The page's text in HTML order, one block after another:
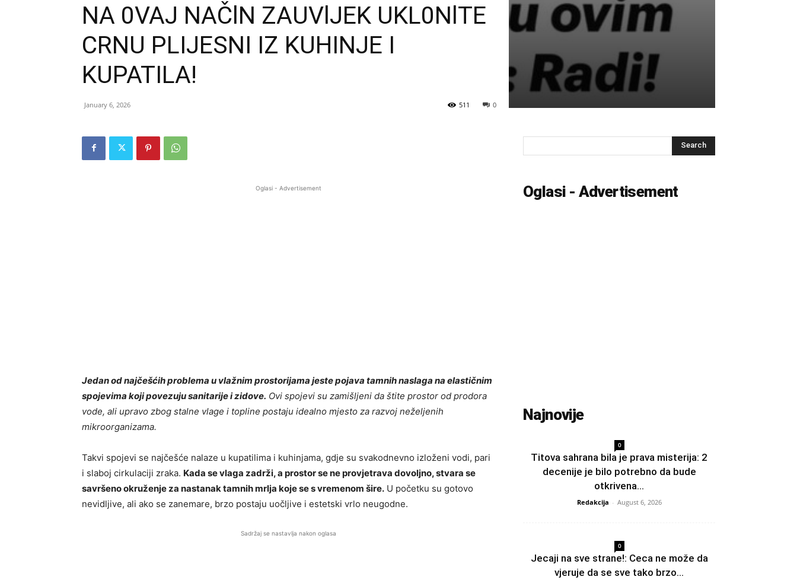
NA 0VAJ NAČlN ZAUVlJEK UKL0NlTE
CRNU PLIJESNI IZ KUHINJE I
KUPATILA!
January 6, 2026 0
511
Oglasi - Advertisement
Jedan od najčešćih problema u vlažnim prostorijama jeste pojava tamnih naslaga na elastičnim
spojevima koji povezuju sanitarije i zidove. Ovi spojevi su zamišljeni da štite prostor od prodora
vode, ali upravo zbog stalne vlage i topline postaju idealno mjesto za razvoj neželjenih
mikroorganizama.
Takvi spojevi se najčešće nalaze u kupatilima i kuhinjama, gdje su svakodnevno izloženi vodi, pari
i slaboj cirkulaciji zraka. Kada se vlaga zadrži, a prostor se ne provjetrava dovoljno, stvara se
savršeno okruženje za nastanak tamnih mrlja koje se s vremenom šire. U početku su gotovo
nevidljive, ali ako se zanemare, brzo postaju uočljive i estetski vrlo neugodne.
Sadržaj se nastavlja nakon oglasa
Oglasi - Advertisement
Najnovije
0
Titova sahrana bila je prava misterija: 2
decenije je bilo potrebno da bude
otkrivena...
Redakcija - August 6, 2026
0
Jecaji na sve strane!: Ceca ne može da
vjeruje da se sve tako brzo...